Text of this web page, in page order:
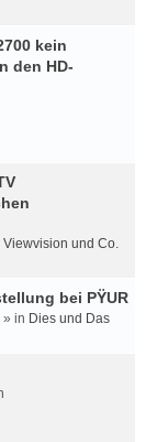
kein
den HD-
Viewvision und Co.
bei PŸUR
» in Dies und Das